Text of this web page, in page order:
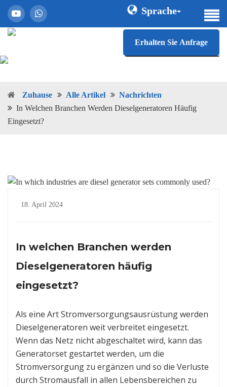
Sprache
Erhalten Sie Anfrage
Zuhause Alle Artikel
Nachrichten
In Welchen Branchen Werden Dieselgeneratoren Häufig
Eingesetzt?
18. April 2024
In welchen Branchen werden
Dieselgeneratoren häufig
eingesetzt?
Als eine Art Stromversorgungsausrüstung werden
Dieselgeneratoren weit verbreitet eingesetzt.
Wenn das Netz nicht abgeschaltet wird, kann das
Generatorset gestartet werden, um die
Stromversorgung zu ergänzen und so die Verluste
durch Stromausfall in allen Lebensbereichen zu